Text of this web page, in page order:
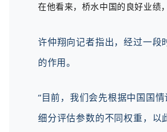
在他看来，桥水中国的良好业绩
许仲翔向记者指出，经过一段
的作用。
“目前，我们会先根据中国国
细分评估参数的不同权重，以